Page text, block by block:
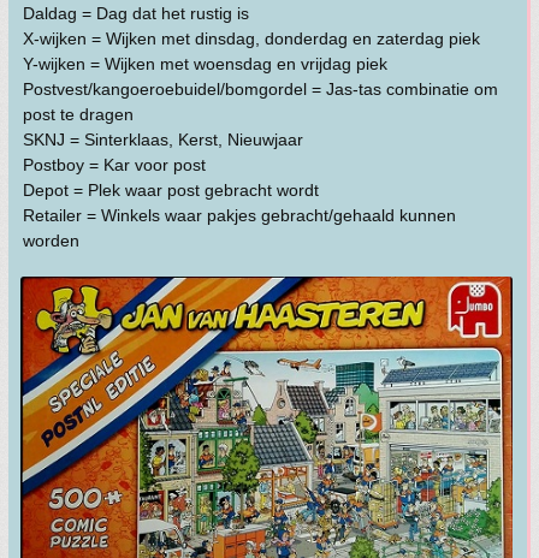
Daldag = Dag dat het rustig is
X-wijken = Wijken met dinsdag, donderdag en zaterdag piek
Y-wijken = Wijken met woensdag en vrijdag piek
Postvest/kangoeroebuidel/bomgordel = Jas-tas combinatie om
post te dragen
SKNJ = Sinterklaas, Kerst, Nieuwjaar
Postboy = Kar voor post
Depot = Plek waar post gebracht wordt
Retailer = Winkels waar pakjes gebracht/gehaald kunnen
worden